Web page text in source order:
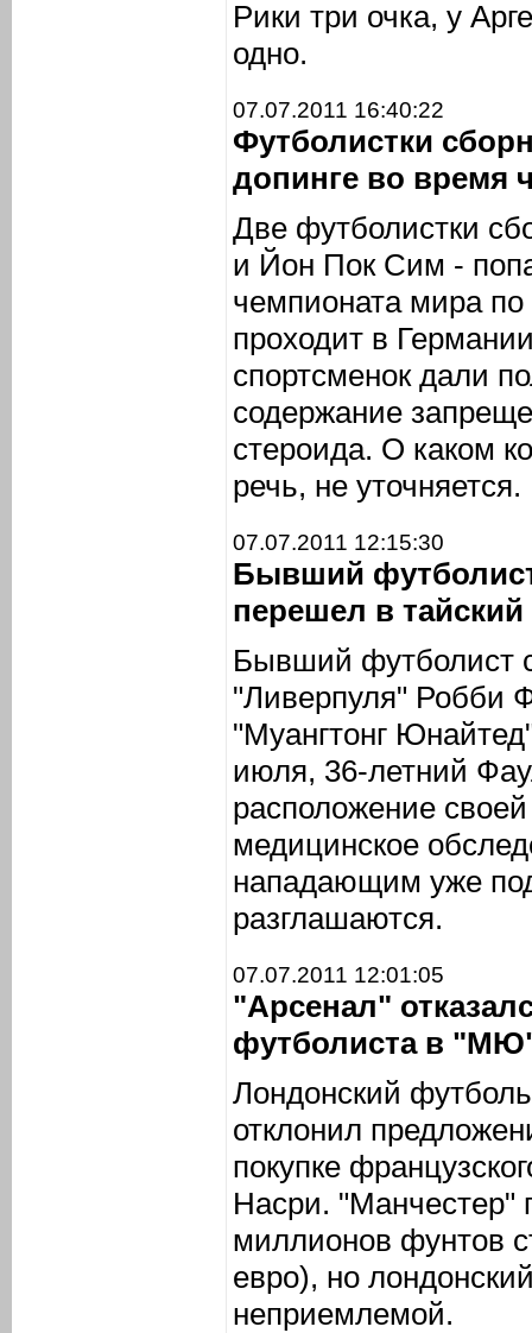
Рики три очка, у
одно.
07.07.2011 16:40:22
Футболистки
допинге во время
Две футболистки
и Йон Пок Сим -
чемпионата мира
проходит в
спортсменок дали
содержание
стероида. О каком
речь, не уточняется.
07.07.2011 12:15:30
Бывший
перешел в тайский
Бывший футболист
"Ливерпуля" Робби
"Муангтонг
июля, 36-летний
расположение
медицинское
нападающим уже
разглашаются.
07.07.2011 12:01:05
"Арсенал"
футболиста в
Лондонский
отклонил
покупке
Насри. "Манчестер"
миллионов фунтов
евро), но
неприемлемой.